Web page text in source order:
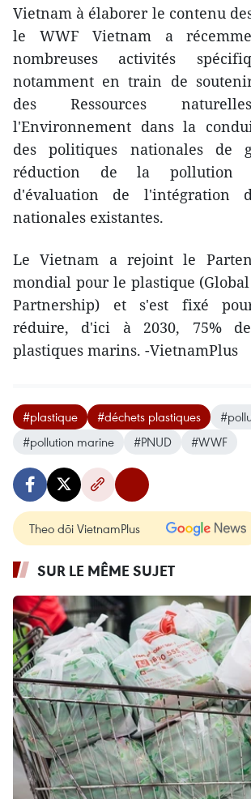
Vietnam à élaborer le contenu
le WWF Vietnam a
nombreuses activités
notamment en train de
des Ressources
l'Environnement dans la
des politiques nationales de
réduction de la pollution
d'évaluation de l'intégration
nationales existantes.
Le Vietnam a rejoint le
mondial pour le plastique
Partnership) et s'est fixé
réduire, d'ici à 2030, 75%
plastiques marins. -VietnamPlus
#plastique #déchets plastiques
#pollution marine
#PNUD #WWF
Theo dõi VietnamPlus
SUR LE MÊME SUJET